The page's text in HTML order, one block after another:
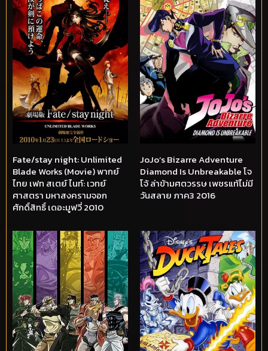
Fate/stay night: Unlimited
Blade Works (Movie) พากย์
ไทย เฟท สเตย์ ไนท์: เวทย์
ศาสตรา มหาสงครามจอก
ศักดิ์สิทธิ์ เดอะมูฟวี่ 2010
JoJo’s Bizarre Adventure
Diamond Is Unbreakable โจ
โจ้ ล่าข้ามศตวรรษ เพชรแท้ไม่มี
วันสลาย ภาค3 2016